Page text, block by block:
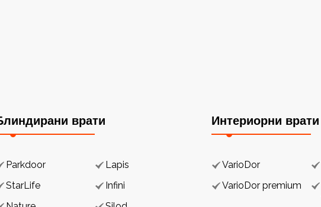
врати
Parkdoor
Lapis
StarLife
Infini
Интериорни врати
VarioDor
VarioDor premium